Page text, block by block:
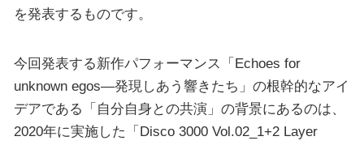
を発表するものです。
今回発表する新作パフォーマンス「Echoes for
unknown egos―発現しあう響きたち」の根幹的なアイ
デアである「自分自身との共演」の背景にあるのは、
2020年に実施した「Disco 3000 Vol.02_1+2 Layer